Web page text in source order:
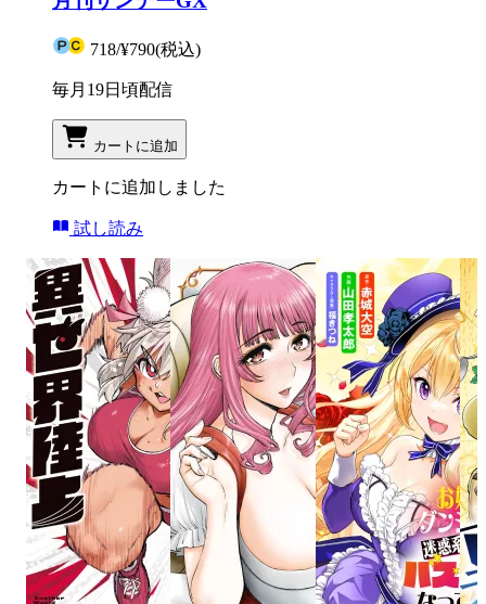
718/¥790(税込)
毎月19日頃配信
カートに追加
カートに追加しました
試し読み